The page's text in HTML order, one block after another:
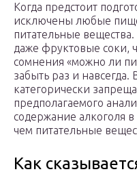
Когда предстоит
исключены любые
питательные вещества.
даже фруктовые соки,
сомнения «можно ли
забыть раз и навсегда.
категорически
предполагаемого
содержание алкоголя
чем питательные
Как